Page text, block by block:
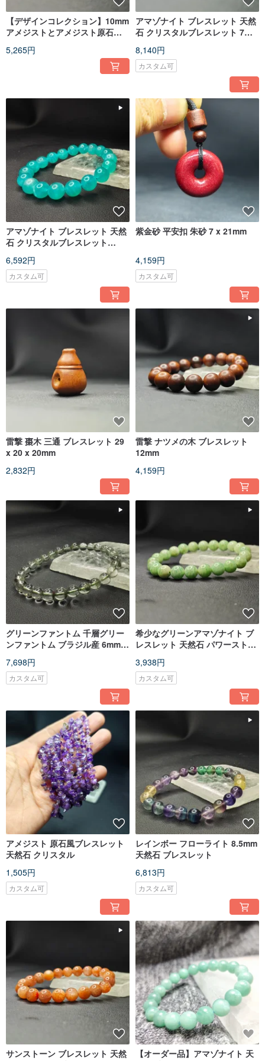
【デザインコレクション】10mm
アメジストとアメジスト原石、
5,265円
アマゾナイト ブレスレット 天然
石 クリスタルブレスレット 7mm
8,140円
カスタム可
アマゾナイト ブレスレット 天然
石 クリスタルブレスレット
6,592円
カスタム可
紫金砂 平安扣 朱砂 7 x 21mm
4,159円
カスタム可
雷撃 棗木 三通 ブレスレット 29
x 20 x 20mm
2,832円
雷撃 ナツメの木 ブレスレット
12mm
4,159円
グリーンファントム 千層グリー
ンファントム ブラジル産 6mm
7,698円
カスタム可
希少なグリーンアマゾナイト ブ
レスレット 天然石 パワーストー
3,938円
カスタム可
アメジスト 原石風ブレスレット
天然石 クリスタル
1,505円
カスタム可
レインボー フローライト 8.5mm
天然石 ブレスレット
6,813円
カスタム可
サンストーン ブレスレット 天然
【オーダー品】アマゾナイト 天